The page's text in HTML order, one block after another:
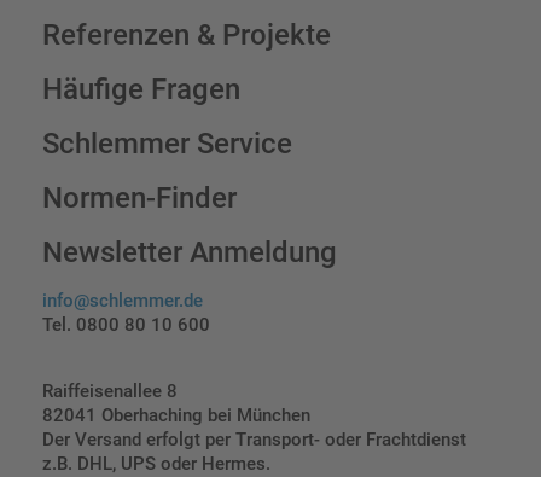
Referenzen & Projekte
Häufige Fragen
Schlemmer Service
Normen-Finder
Newsletter Anmeldung
info@schlemmer.de
Tel. 0800 80 10 600
Raiffeisenallee 8
82041 Oberhaching bei München
Der Versand erfolgt per Transport- oder Frachtdienst
z.B. DHL, UPS oder Hermes.